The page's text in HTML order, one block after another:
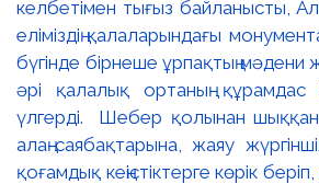
келбетімен тығыз байланысты,
еліміздің қалаларындағы
бүгінде бірнеше ұрпақтың
әрі қалалық ортаның құрамдас
үлгерді. Шебер қолынан шыққан
алаң-саябақтарына, жаяу
қоғамдық кеңістіктерге көрік